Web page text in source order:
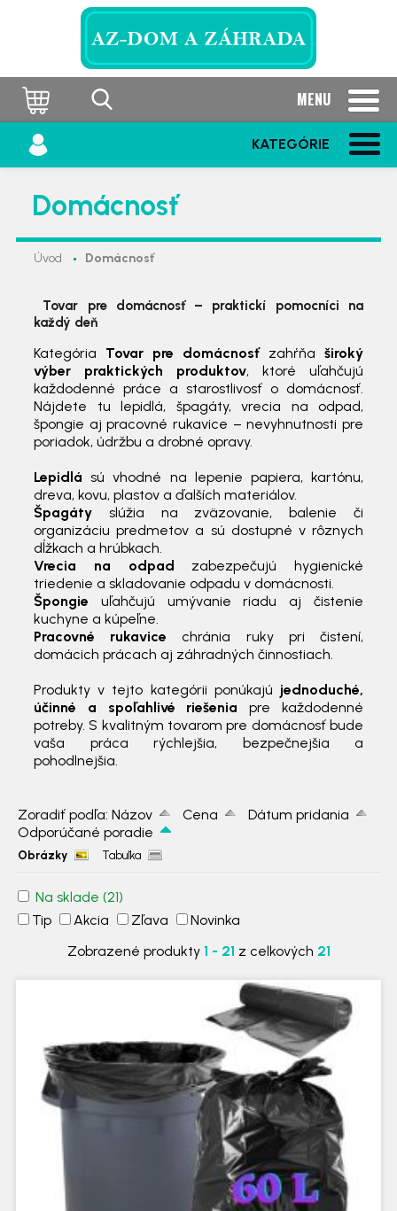
MENU
KATEGÓRIE
Domácnosť
Úvod Domácnosť
Tovar pre domácnosť – praktickí pomocníci na
každý deň
Kategória Tovar pre domácnosťzahŕňa široký
výber praktických produktov, ktoré uľahčujú
každodenné práce a starostlivosť o domácnosť.
Nájdete tu lepidlá, špagáty, vrecia na odpad,
špongie aj pracovné rukavice – nevyhnutnosti pre
poriadok, údržbu a drobné opravy.
Lepidlá sú vhodné na lepenie papiera, kartónu,
dreva, kovu, plastov a ďalších materiálov.
Špagáty slúžia na zväzovanie, balenie či
organizáciu predmetov a sú dostupné v rôznych
dĺžkach a hrúbkach.
Vrecia na odpad zabezpečujú hygienické
triedenie a skladovanie odpadu v domácnosti.
Špongie uľahčujú umývanie riadu aj čistenie
kuchyne a kúpeľne.
Pracovné rukavice chránia ruky pri čistení,
domácich prácach aj záhradných činnostiach.
Produkty v tejto kategórii ponúkajú jednoduché,
účinné a spoľahlivé riešenia pre každodenné
potreby. S kvalitným tovarom pre domácnosť bude
vaša práca rýchlejšia, bezpečnejšia a
pohodlnejšia.
Zoradiť podľa: Názov Cena
Dátum pridania
Odporúčané poradie
Obrázky Tabuľka
Na sklade (21)
Tip
Akcia Zľava
Novinka
Zobrazené produkty 1 - 21 z celkových 21